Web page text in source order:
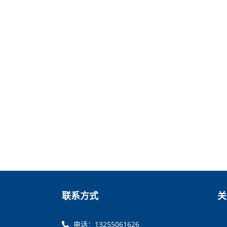
联系方式
电话：13255061626